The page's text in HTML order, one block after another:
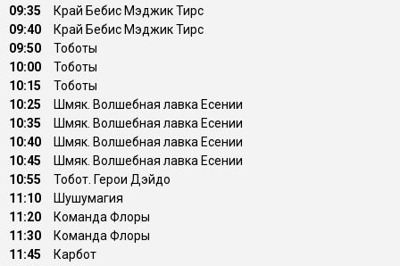
09:35
Край Бебис Мэджик Тирс
09:40
Край Бебис Мэджик Тирс
09:50
Тоботы
10:00
Тоботы
10:15
Тоботы
10:25
Шмяк. Волшебная лавка Есении
10:35
Шмяк. Волшебная лавка Есении
10:40
Шмяк. Волшебная лавка Есении
10:45
Шмяк. Волшебная лавка Есении
10:55
Тобот. Герои Дэйдо
11:10
Шушумагия
11:20
Команда Флоры
11:30
Команда Флоры
11:45
Карбот